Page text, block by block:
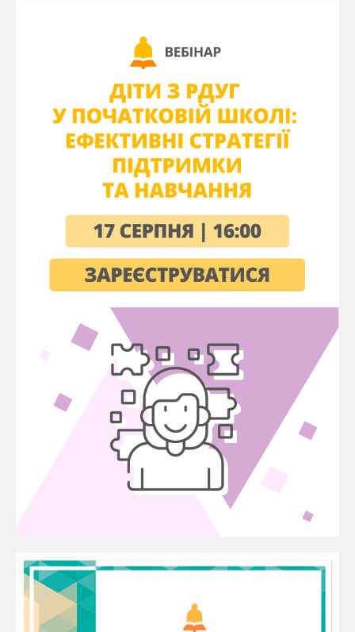
Форматування тексту допомагає виділити важливі
Жирний (Ctrl + B): робить текст товстішим.
Курсив (Ctrl + I):текст нахиляється.
Підкреслений (Ctrl + U):під текстом
з’являється лінія.
Щоб застосувати ці стилі:
Виділіть слово або текст.
КурсивабоПідкреслений.
4. Як змінити колір тексту?
Виділіть текст.
На панеліГоловназнайдіть значок з буквою
і кольоровою смужкою під нею (
).
Натисніть на стрілочку біля цього значка і
виберіть колір.
Домашнє завдання: "Створення барвистого
Вам потрібно створити документ у Microsoft Word
Заголовок:
Напишіть великими літерами своє ім’я або
тему завдання (наприклад,
ТЕКСТ"